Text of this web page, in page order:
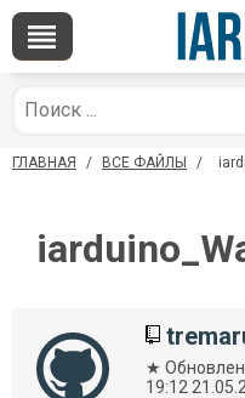
ГЛАВНАЯ / ВСЕ ФАЙЛЫ /
★
19:12
По вопросам
*Доступно общение только
Менеджер
По техническим